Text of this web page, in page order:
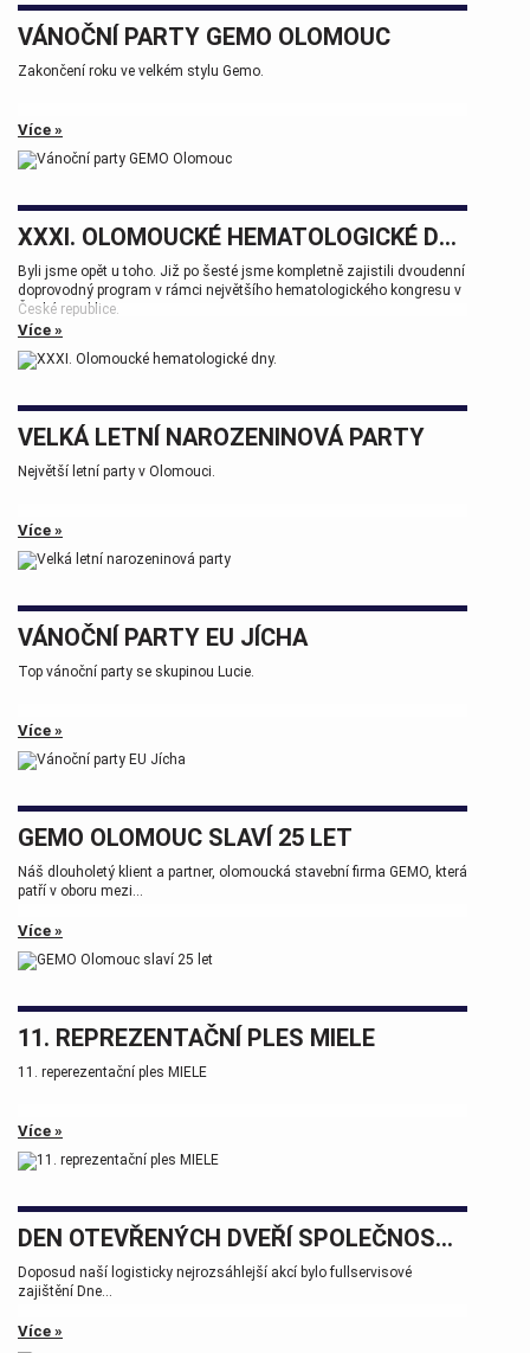
VÁNOČNÍ PARTY GEMO OLOMOUC
Zakončení roku ve velkém stylu Gemo.
Více »
XXXI. OLOMOUCKÉ HEMATOLOGICKÉ DNY.
Byli jsme opět u toho. Již po šesté jsme kompletně zajistili dvoudenní
doprovodný program v rámci největšího hematologického kongresu v
České republice.
Tak zase za rok na viděnou přátelé.
Více »
VELKÁ LETNÍ NAROZENINOVÁ PARTY
Největší letní party v Olomouci.
Více »
VÁNOČNÍ PARTY EU JÍCHA
Top vánoční party se skupinou Lucie.
Více »
GEMO OLOMOUC SLAVÍ 25 LET
Náš dlouholetý klient a partner, olomoucká stavební firma GEMO, která
patří v oboru mezi...
Více »
11. REPREZENTAČNÍ PLES MIELE
11. reperezentační ples MIELE
Více »
DEN OTEVŘENÝCH DVEŘÍ SPOLEČNOSTÍ WHP A BSW MACHINERY PROSTĚJOV
Doposud naší logisticky nejrozsáhlejší akcí bylo fullservisové
zajištění Dne...
Více »